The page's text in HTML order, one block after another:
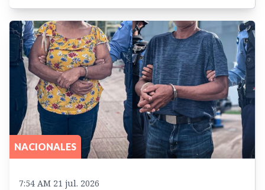
NACIONALES
7:54 AM 21 jul. 2026